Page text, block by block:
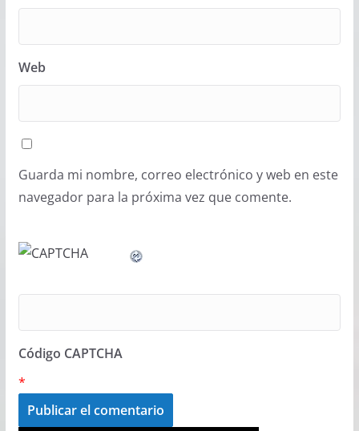
Web
Guarda mi nombre, correo electrónico y web en este
navegador para la próxima vez que comente.
Código CAPTCHA
*